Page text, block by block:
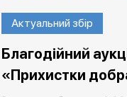
Актуальний збір
Благодійний
«Прихистки